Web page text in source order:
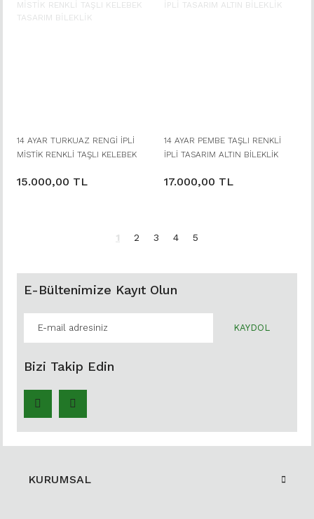
14 AYAR TURKUAZ RENGİ İPLİ
MİSTİK RENKLİ TAŞLI KELEBEK
15.000,00 TL
14 AYAR PEMBE TAŞLI RENKLİ
İPLİ TASARIM ALTIN BİLEKLİK
17.000,00 TL
1 2 3 4 5
E-Bültenimize Kayıt Olun
KAYDOL
Bizi Takip Edin
KURUMSAL